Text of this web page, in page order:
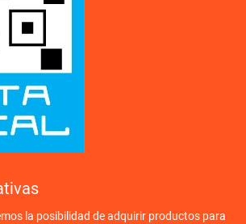
la posibilidad de adquirir productos para